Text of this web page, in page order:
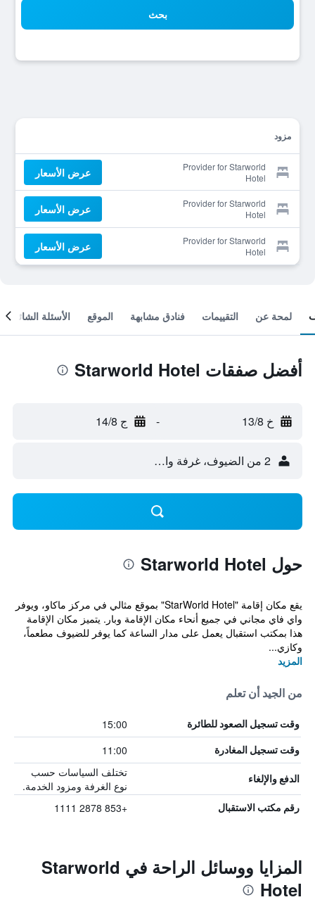
بحث
مزود
Provider for Starworld
Hotel
عرض الأسعار
Provider for Starworld
Hotel
عرض الأسعار
Provider for Starworld
Hotel
عرض الأسعار
لمحة عن التقييمات فنادق مشابهة الموقع الأسئلة الشائعة
أفضل صفقات Starworld Hotel
خ 13/8 - ج 14/8
2 من الضيوف، غرفة واحدة
حول Starworld Hotel
يقع مكان إقامة "StarWorld Hotel" بموقع مثالي في مركز ماكاو، ويوفر
واي فاي مجاني في جميع أنحاء مكان الإقامة وبار. يتميز مكان الإقامة
هذا بمكتب استقبال يعمل على مدار الساعة كما يوفر للضيوف مطعماً،
وكازي...
المزيد
من الجيد أن تعلم
وقت تسجيل الصعود للطائرة 15:00
وقت تسجيل المغادرة 11:00
الدفع والإلغاء
تختلف السياسات حسب
نوع الغرفة ومزود الخدمة.
رقم مكتب الاستقبال +853 2878 1111
المزايا ووسائل الراحة في Starworld
Hotel